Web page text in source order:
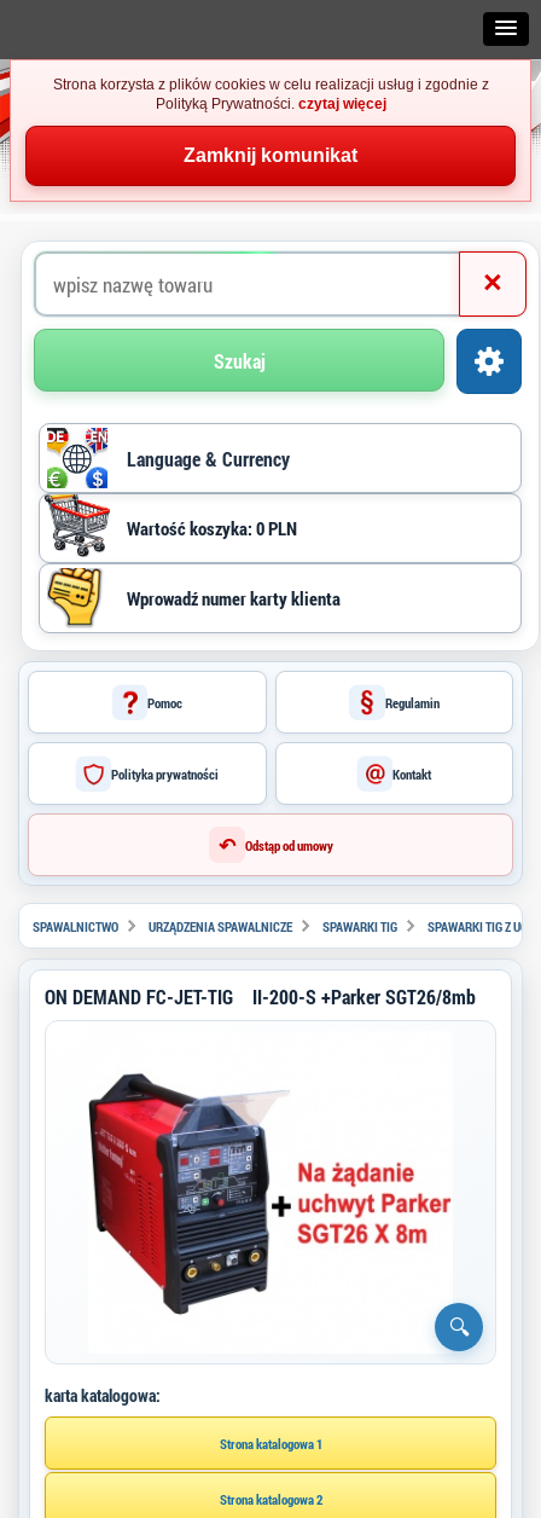
Strona korzysta z plików cookies w celu realizacji usług i zgodnie z
Polityką Prywatności. czytaj więcej
Zamknij komunikat
Language & Currency
Wartość koszyka: 0 PLN
Szukaj
×
Pomoc Regulamin
Polityka prywatności Kontakt
↶ Odstąp od umowy
SPAWALNICTWO URZĄDZENIA SPAWALNICZE SPAWARKI TIG SPAWARKI TIG Z
ON DEMAND FC-JET-TIG II-200-S +Parker SGT26/8mb
karta katalogowa:
Strona katalogowa 1
Strona katalogowa 2